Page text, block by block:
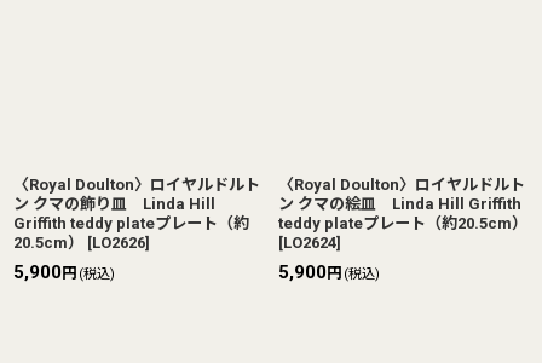
〈Royal Doulton〉ロイヤルドルト
ン クマの飾り皿 Linda Hill
Griffith teddy plateプレート（約
20.5cm）
[LO2626]
5,900円 (税込)
〈Royal Doulton〉ロイヤルドルト
ン クマの絵皿 Linda Hill Griffith
teddy plateプレート（約20.5cm）
[LO2624]
5,900円 (税込)